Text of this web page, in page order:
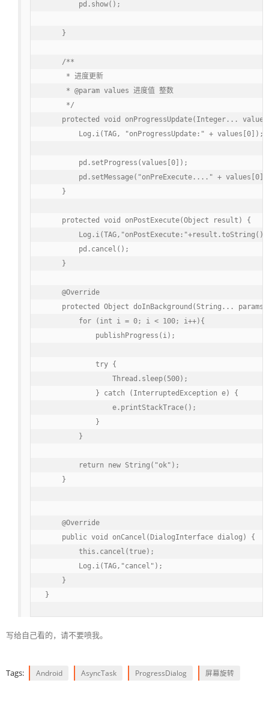
        pd.show();
    }
    /**
     * 进度更新
     * @param values 进度值 整数
     */
protected void onProgressUpdate(Integer...
        Log.i(TAG, "onProgressUpdate:" + values[0]);
        pd.setProgress(values[0]);
pd.setMessage("onPreExecute...." + values[0]
    }
    protected void onPostExecute(Object result) {
        pd.cancel();
    }
    @Override
protected Object doInBackground(String...
        for (int i = 0; i < 100; i++){
            publishProgress(i);
            try {
                Thread.sleep(500);
            } catch (InterruptedException e) {
                e.printStackTrace();
            }
        }
        return new String("ok");
    }
    @Override
    public void onCancel(DialogInterface dialog) {
        this.cancel(true);
        Log.i(TAG,"cancel");
    }
}
写给自己看的，请不要喷我。
Tags: Android AsyncTask ProgressDialog 屏幕旋转